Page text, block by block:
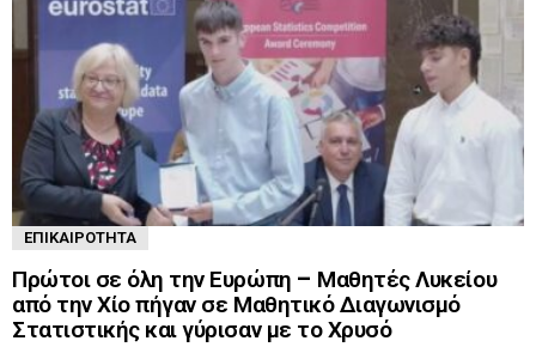
ΕΠΙΚΑΙΡΌΤΗΤΑ
Πρώτοι σε όλη την Ευρώπη – Μαθητές Λυκείου
από την Χίο πήγαν σε Μαθητικό Διαγωνισμό
Στατιστικής και γύρισαν με το Χρυσό